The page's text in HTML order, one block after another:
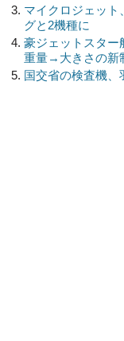
マイクロジェッ
グと2機種に
豪ジェットスタ
重量→大きさの新
国交省の検査機